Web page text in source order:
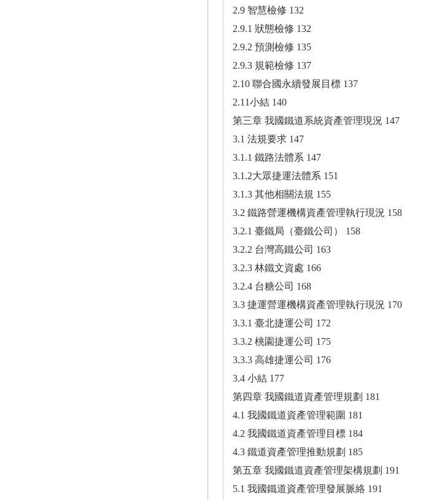
2.9 智慧檢修 132
2.9.1 狀態檢修 132
2.9.2 預測檢修 135
2.9.3 規範檢修 137
2.10 聯合國永續發展目標 137
2.11小結 140
第三章 我國鐵道系統資產管理現況 147
3.1 法規要求 147
3.1.1 鐵路法體系 147
3.1.2大眾捷運法體系 151
3.1.3 其他相關法規 155
3.2 鐵路營運機構資產管理執行現況 158
3.2.1 臺鐵局（臺鐵公司） 158
3.2.2 台灣高鐵公司 163
3.2.3 林鐵文資處 166
3.2.4 台糖公司 168
3.3 捷運營運機構資產管理執行現況 170
3.3.1 臺北捷運公司 172
3.3.2 桃園捷運公司 175
3.3.3 高雄捷運公司 176
3.4 小結 177
第四章 我國鐵道資產管理規劃 181
4.1 我國鐵道資產管理範圍 181
4.2 我國鐵道資產管理目標 184
4.3 鐵道資產管理推動規劃 185
第五章 我國鐵道資產管理架構規劃 191
5.1 我國鐵道資產管理發展脈絡 191